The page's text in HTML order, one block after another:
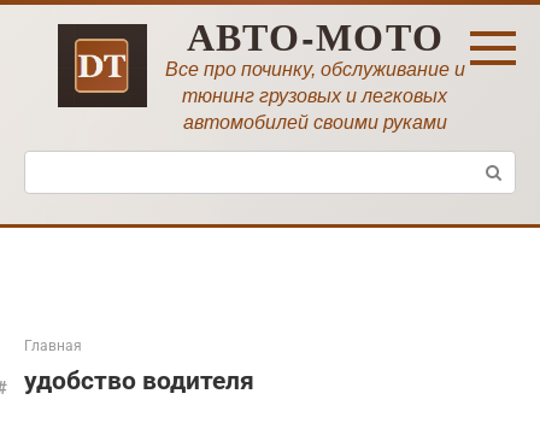
Перейти
АВТО-МОТО
Все про починку, обслуживание и
тюнинг грузовых и легковых
автомобилей своими руками
Поиск:
Главная
удобство водителя